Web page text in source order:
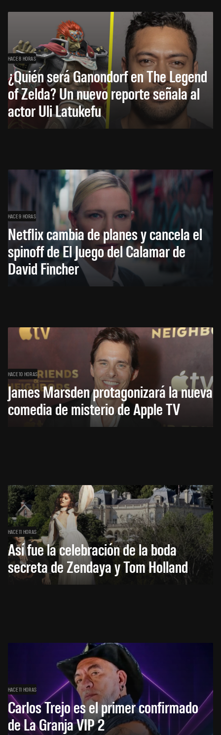
HACE 8 HORAS
¿Quién será Ganondorf en The Legend
of Zelda? Un nuevo reporte señala al
actor Uli Latukefu
HACE 9 HORAS
Netflix cambia de planes y cancela el
spinoff de El Juego del Calamar de
David Fincher
HACE 10 HORAS
James Marsden protagonizará la nueva
comedia de misterio de Apple TV
HACE 11 HORAS
Así fue la celebración de la boda
secreta de Zendaya y Tom Holland
HACE 11 HORAS
Carlos Trejo es el primer confirmado
de La Granja VIP 2